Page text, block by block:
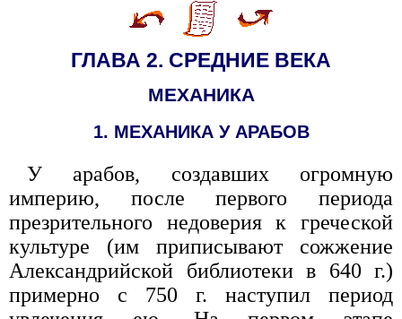
ГЛАВА 2. СРЕДНИЕ ВЕКА
МЕХАНИКА
1. МЕХАНИКА У АРАБОВ
У арабов, создавших огромную
империю, после первого периода
презрительного недоверия к греческой
культуре (им приписывают сожжение
Александрийской библиотеки в 640 г.)
примерно с 750 г. наступил период